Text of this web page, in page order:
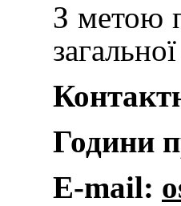
З метою
Години
E-mail: